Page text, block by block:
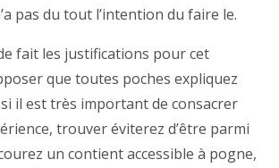
pas du tout l’intention du faire le.
fait les justifications pour cet
que toutes poches expliquez
il est très important de consacrer
trouver éviterez d’être parmi
un contient accessible à pogne,